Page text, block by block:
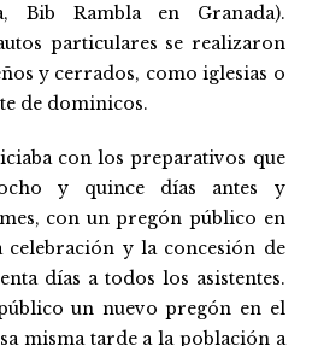
Bib Rambla en Granada).
particulares se realizaron
y cerrados, como iglesias o
de dominicos.
con los preparativos que
y quince días antes y
con un pregón público en
celebración y la concesión de
días a todos los asistentes.
un nuevo pregón en el
misma tarde a la población a